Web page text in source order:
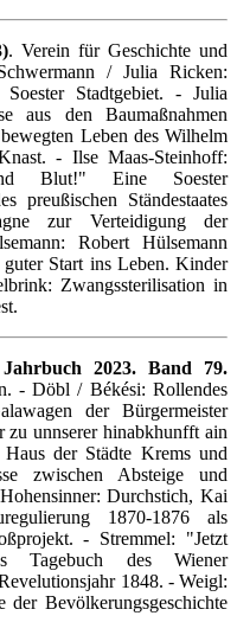
. Verein für Geschichte und
/ Julia Ricken:
Stadtgebiet. - Julia
aus den Baumaßnahmen
Leben des Wilhelm
- Ilse Maas-Steinhoff:
Blut!" Eine Soester
preußischen Ständestaates
zur Verteidigung der
Robert Hülsemann
Start ins Leben. Kinder
Zwangssterilisation in
2023. Band 79.
- Döbl / Békési: Rollendes
der Bürgermeister
unnserer hinabkhunfft ain
der Städte Krems und
zwischen Absteige und
Durchstich, Kai
1870-1876 als
- Stremmel: "Jetzt
Tagebuch des Wiener
1848. - Weigl:
Bevölkerungsgeschichte